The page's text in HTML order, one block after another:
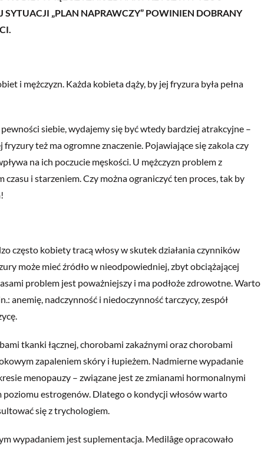
„PLAN NAPRAWCZY” POWINIEN DOBRANY
i mężczyzn. Każda kobieta dąży, by jej fryzura była pełna
siebie, wydajemy się być wtedy bardziej atrakcyjne –
też ma ogromne znaczenie. Pojawiające się zakola czy
na ich poczucie męskości. U mężczyzn problem z
i starzeniem. Czy można ograniczyć ten proces, tak by
często kobiety tracą włosy w skutek działania czynników
może mieć źródło w nieodpowiedniej, zbyt obciążającej
problem jest poważniejszy i ma podłoże zdrowotne. Warto
anemię, nadczynność i niedoczynność tarczycy, zespół
tkanki łącznej, chorobami zakaźnymi oraz chorobami
zapaleniem skóry i łupieżem. Nadmierne wypadanie
menopauzy – związane jest ze zmianami hormonalnymi
poziomu estrogenów. Dlatego o kondycji włosów warto
się z trychologiem.
wypadaniem jest suplementacja. Medilâge opracowało